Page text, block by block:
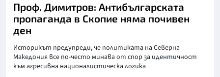
Проф. Димитров: Антибългарската
пропаганда в Скопие няма почивен
ден
Историкът предупреди, че политиката на Северна
Македония все по-често минава от спор за идентичност
към агресивна националистическа логика